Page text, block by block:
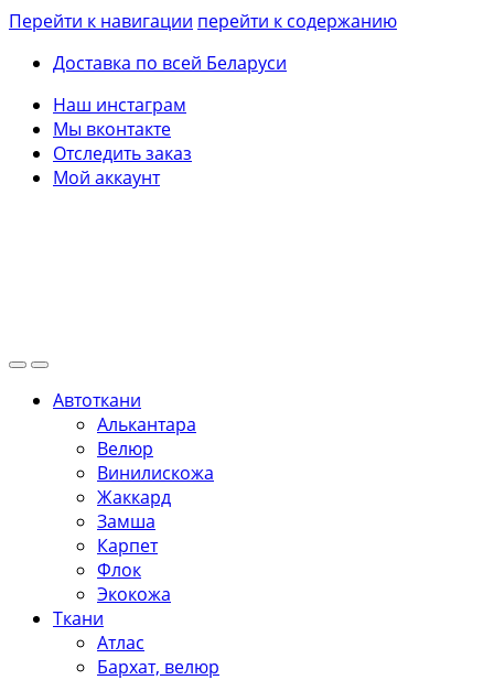
Перейти к навигации перейти к содержанию
Доставка по всей Беларуси
Наш инстаграм
Мы вконтакте
Отследить заказ
Мой аккаунт
Автоткани
Алькантара
Велюр
Винилискожа
Жаккард
Замша
Карпет
Флок
Экокожа
Ткани
Атлас
Бархат, велюр